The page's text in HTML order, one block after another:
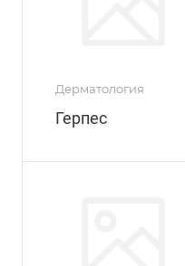
Дерматология
Герпес